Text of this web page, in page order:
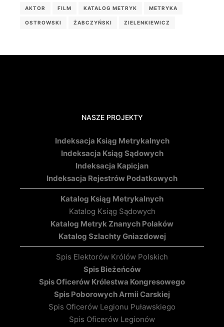
AKTOR FILM KATALOG METRYK METRYKA
OSTROWSKI ŻABCZYŃSKI ZIELENKIEWICZ
NASZE PROJEKTY
Indeksacja Ksiąg Metrykalnych
Indeksacja Ksiąg Sądowych
Indeksacja Kapicjan
Indeksacja Rejestrów Podatkowych
Katalog Ksiąg Metrykalnych
Katalog Ksiąg Sądowych
Katalog Metryk Znanych Polaków
Katalog Szlachty Gniazdowej
Spis Elektorów Królów Polskich
Spis Bieżeńców
Spis Oficerów Królestwa Kongresowego
Spis Poborowych Armii Carskiej
Spis Oficerów Legionu Puławskiego
Spis Oficerów Legionów